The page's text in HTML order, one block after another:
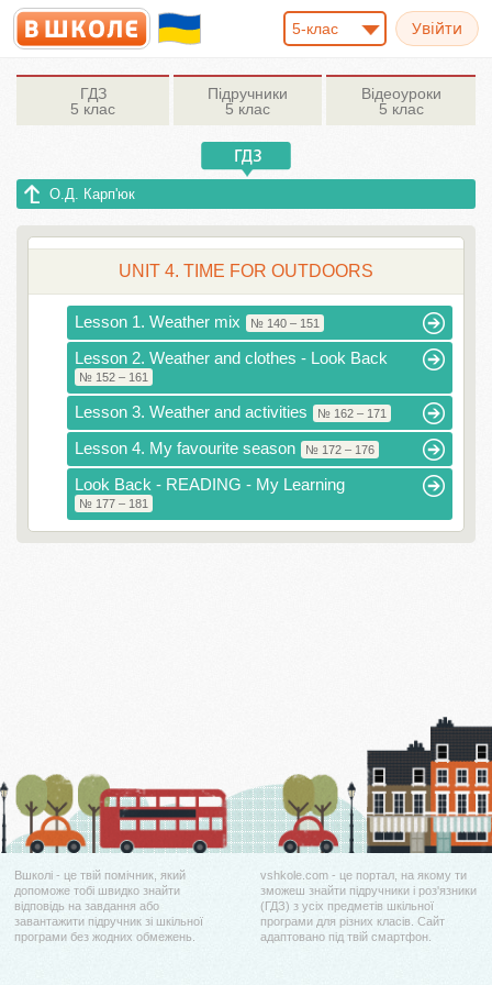
5-клас
ГДЗ
5 клас
Підручники
5 клас
Відеоуроки
5 клас
О.Д. Карп'юк
UNIT 4. TIME FOR OUTDOORS
Lesson 1. Weather mix № 140 – 151
Lesson 2. Weather and clothes - Look Back
№ 152 – 161
Lesson 3. Weather and activities № 162 – 171
Lesson 4. My favourite season № 172 – 176
Look Back - READING - My Learning
№ 177 – 181
Вшколі - це твій помічник, який
допоможе тобі швидко знайти
відповідь на завдання або
завантажити підручник зі шкільної
програми без жодних обмежень.
vshkole.com - це портал, на якому ти
зможеш знайти підручники і роз'язники
(ГДЗ) з усіх предметів шкільної
програми для різних класів. Сайт
адаптовано під твій смартфон.